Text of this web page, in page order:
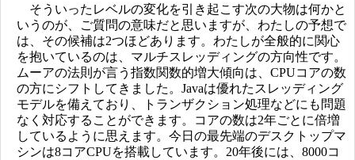
そういったレベルの変化を引き起こす次の大物は何かと
いうのが、ご質問の意味だと思いますが、わたしの予想で
は、その候補は2つほどあります。わたしが全般的に関心
を抱いているのは、マルチスレッディングの方向性です。
ムーアの法則が言う指数関数的増大傾向は、CPUコアの数
の方にシフトしてきました。Javaは優れたスレッディング
モデルを備えており、トランザクション処理などにも問題
なく対応することができます。コアの数は2年ごとに倍増
しているように思えます。今日の最先端のデスクトップマ
シンは8コアCPUを搭載しています。20年後には、8000コ